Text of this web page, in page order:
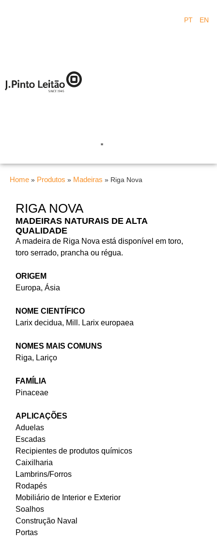
PT EN
Home » Produtos » Madeiras » Riga Nova
RIGA NOVA
MADEIRAS NATURAIS DE ALTA
QUALIDADE
A madeira de Riga Nova está disponível em toro,
toro serrado, prancha ou régua.
ORIGEM
Europa, Ásia
NOME CIENTÍFICO
Larix decidua, Mill. Larix europaea
NOMES MAIS COMUNS
Riga, Lariço
FAMÍLIA
Pinaceae
APLICAÇÕES
Aduelas
Escadas
Recipientes de produtos químicos
Caixilharia
Lambrins/Forros
Rodapés
Mobiliário de Interior e Exterior
Soalhos
Construção Naval
Portas